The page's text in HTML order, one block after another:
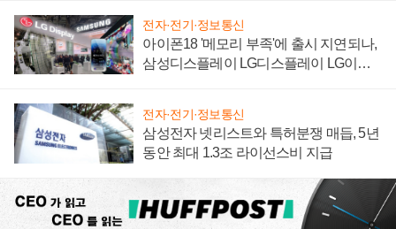
전자·전기·정보통신
아이폰18 '메모리 부족'에 출시 지연되나,
삼성디스플레이 LG디스플레이 LG이노
전자·전기·정보통신
삼성전자 넷리스트와 특허분쟁 매듭, 5년
동안 최대 1.3조 라이선스비 지급